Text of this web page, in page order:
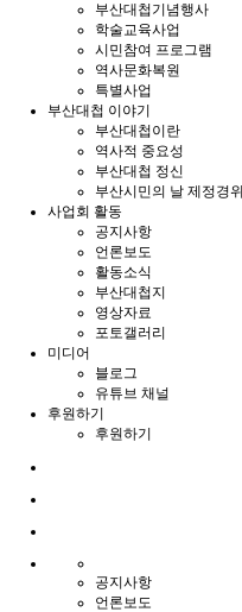
부산대첩기념행사
학술교육사업
시민참여 프로그램
역사문화복원
특별사업
부산대첩 이야기
부산대첩이란
역사적 중요성
부산대첩 정신
부산시민의 날 제정경위
사업회 활동
공지사항
언론보도
활동소식
부산대첩지
영상자료
포토갤러리
미디어
블로그
유튜브 채널
후원하기
후원하기
공지사항
언론보도